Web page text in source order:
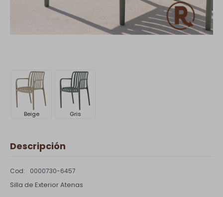
Beige Gris
Descripción
0000730-6457
Silla de Exterior Atenas